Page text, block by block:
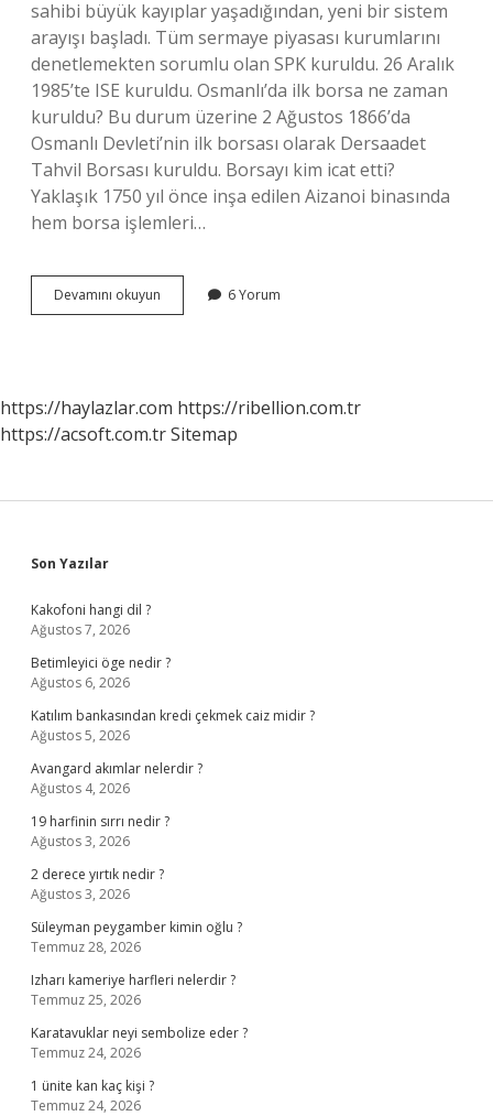
sahibi büyük kayıplar yaşadığından, yeni bir sistem
arayışı başladı. Tüm sermaye piyasası kurumlarını
denetlemekten sorumlu olan SPK kuruldu. 26 Aralık
1985’te ISE kuruldu. Osmanlı’da ilk borsa ne zaman
kuruldu? Bu durum üzerine 2 Ağustos 1866’da
Osmanlı Devleti’nin ilk borsası olarak Dersaadet
Tahvil Borsası kuruldu. Borsayı kim icat etti?
Yaklaşık 1750 yıl önce inşa edilen Aizanoi binasında
hem borsa işlemleri…
Devamını okuyun Türkiyede
Ilk
6 Yorum
https://haylazlar.com https://ribellion.com.tr
https://acsoft.com.trSitemap
Sidebar
Son Yazılar
Kakofoni hangi dil ?
Ağustos 7, 2026
Betimleyici öge nedir ?
Ağustos 6, 2026
Katılım bankasından kredi çekmek caiz midir ?
Ağustos 5, 2026
Avangard akımlar nelerdir ?
Ağustos 4, 2026
19 harfinin sırrı nedir ?
Ağustos 3, 2026
2 derece yırtık nedir ?
Ağustos 3, 2026
Süleyman peygamber kimin oğlu ?
Temmuz 28, 2026
Izharı kameriye harfleri nelerdir ?
Temmuz 25, 2026
Karatavuklar neyi sembolize eder ?
Temmuz 24, 2026
1 ünite kan kaç kişi ?
Temmuz 24, 2026